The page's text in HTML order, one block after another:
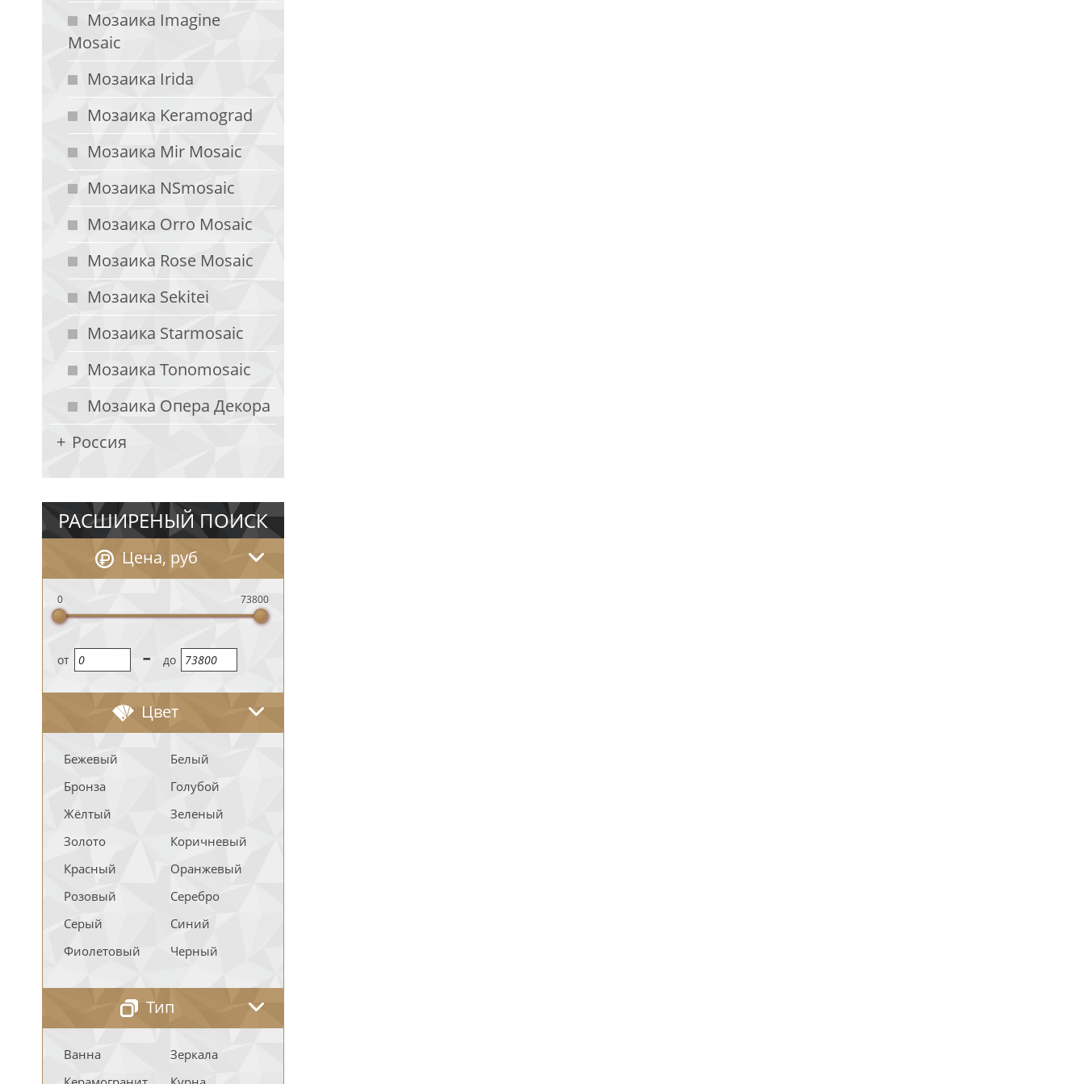
Мозаика Imagine
Mosaic
Мозаика Irida
Мозаика Keramograd
Мозаика Mir Mosaic
Мозаика NSmosaic
Мозаика Orro Mosaic
Мозаика Rose Mosaic
Мозаика Sekitei
Мозаика Starmosaic
Мозаика Tonomosaic
Мозаика Опера Декора
Россия
РАСШИРЕНЫЙ ПОИСК
Цена, руб
0 73800
oт - до
Цвет
Бежевый
Белый
Бронза
Голубой
Жёлтый
Зеленый
Золото
Коричневый
Красный
Оранжевый
Розовый
Серебро
Серый
Синий
Фиолетовый
Черный
Тип
Ванна
Зеркала